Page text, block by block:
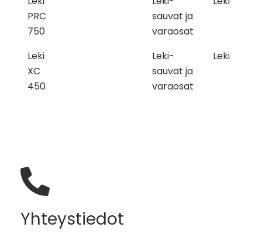
PRC
750
sauvat ja
varaosat
Leki
XC
450
Leki-
sauvat ja
varaosat
Leki
Yhteystiedot